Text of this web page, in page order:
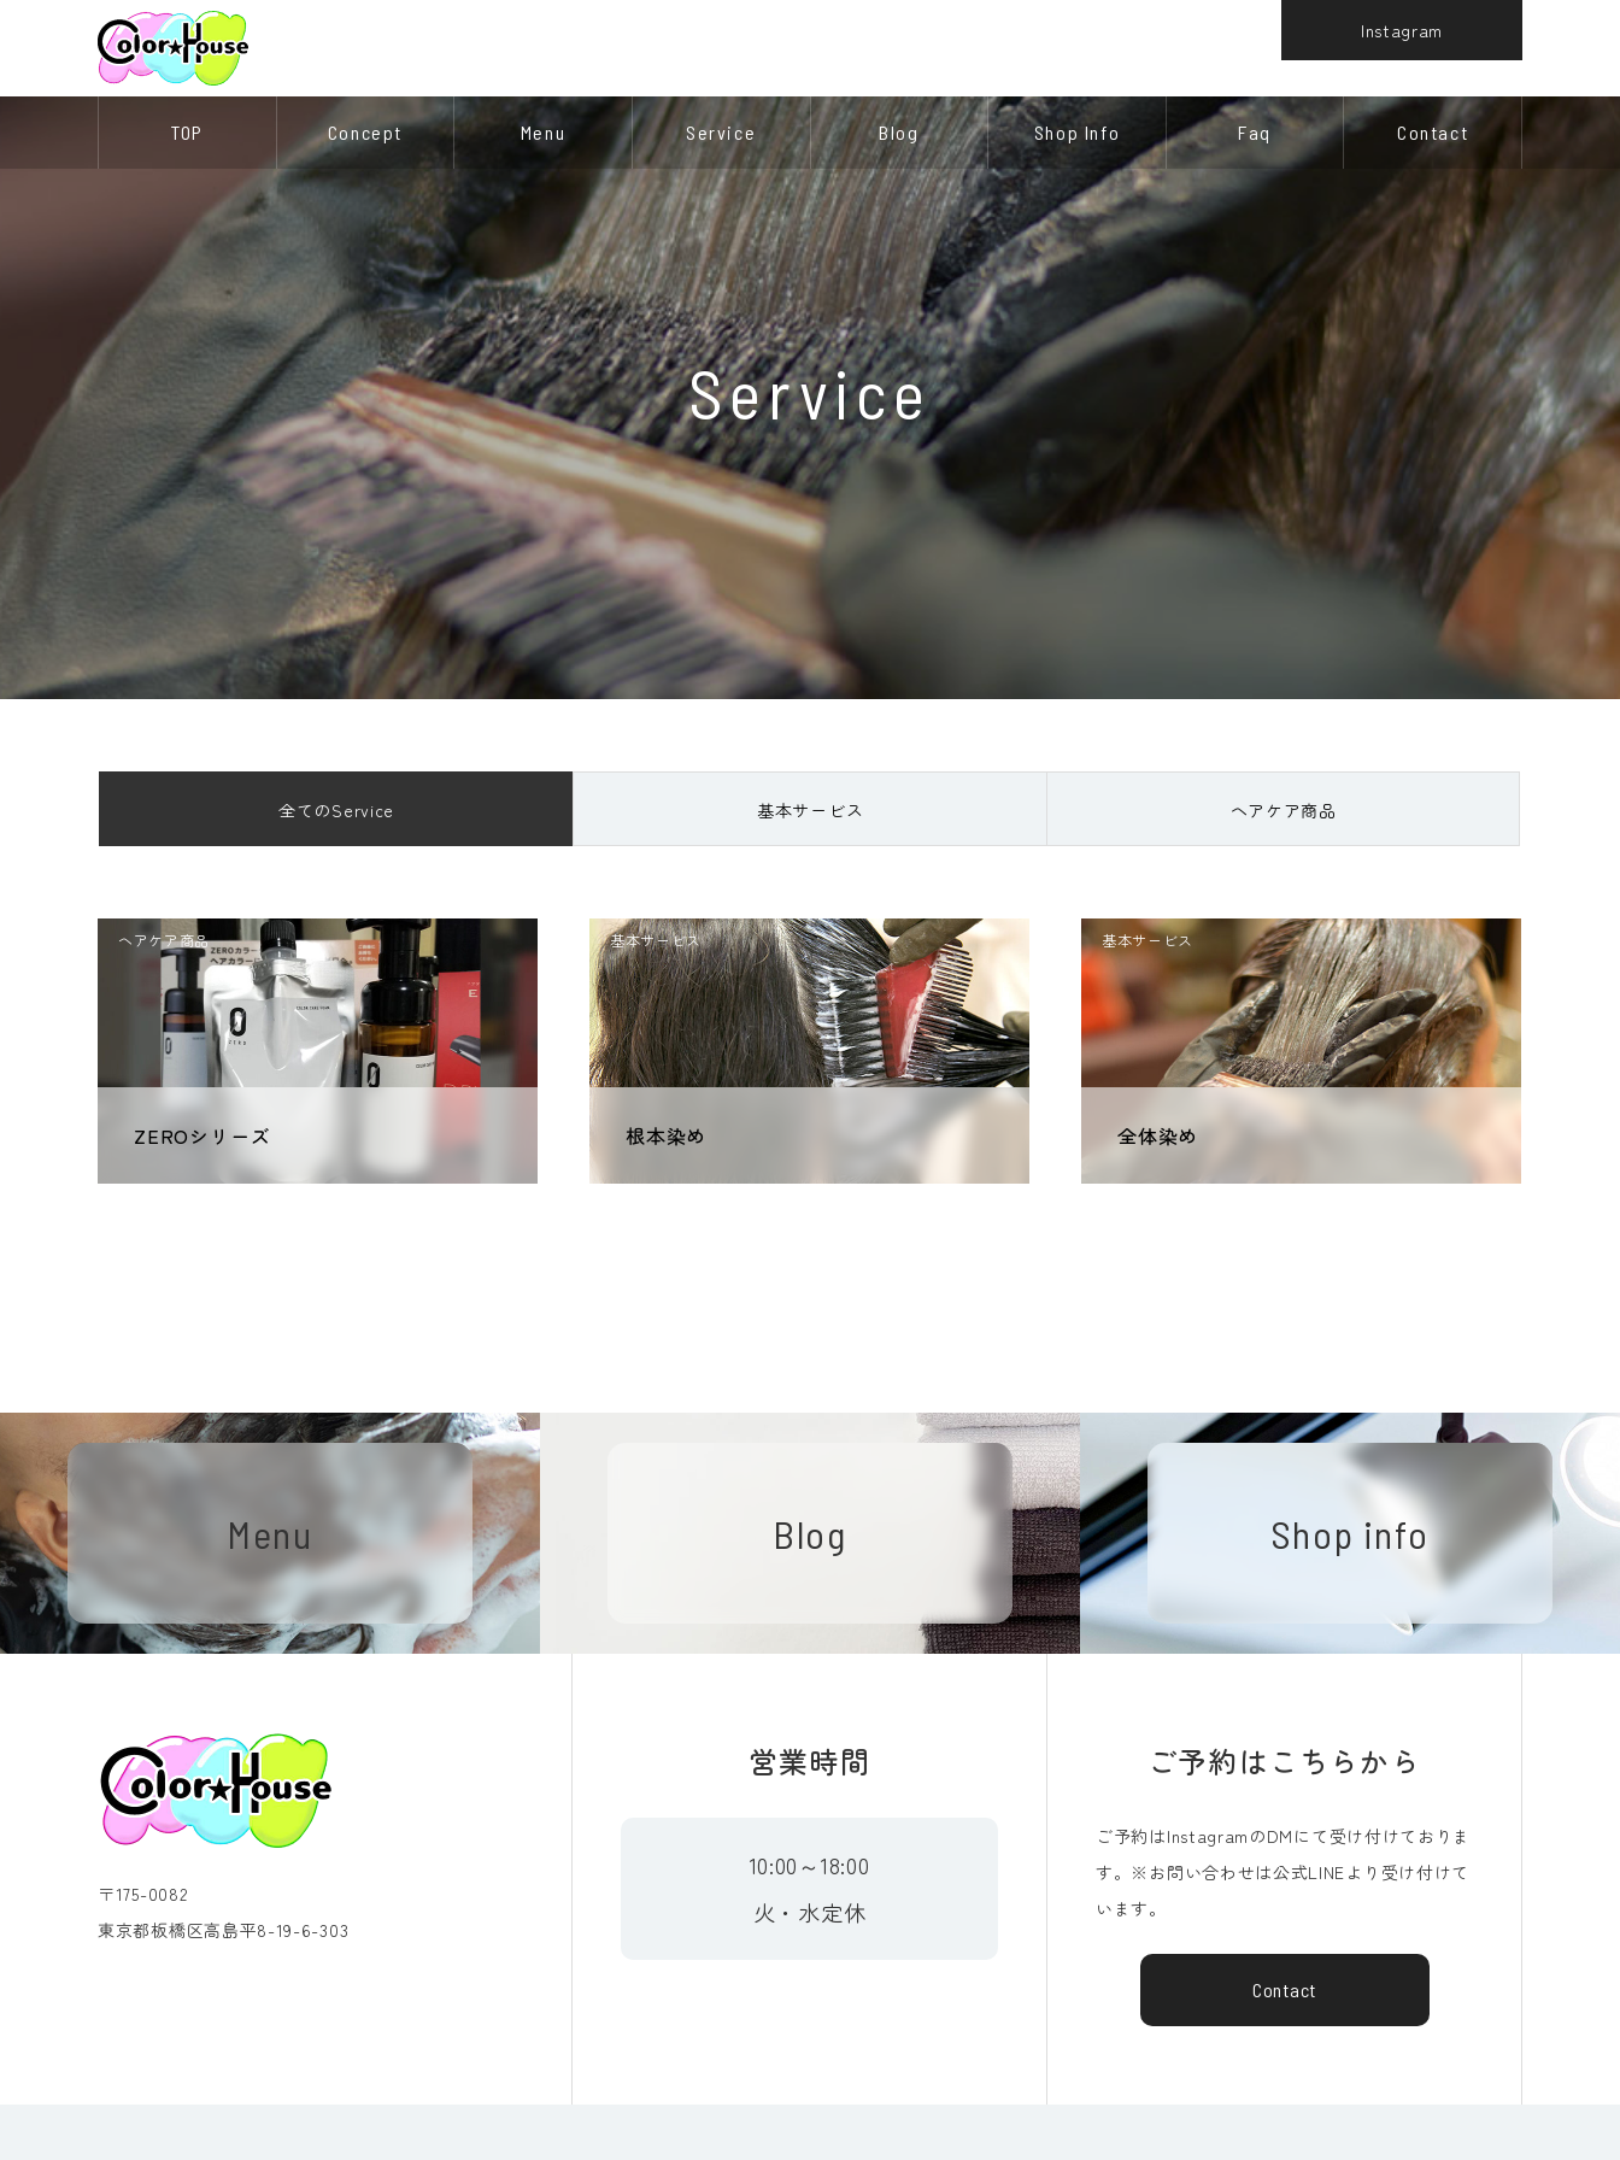
Instagram
TOP Concept Menu Service Blog Shop Info Faq Contact
Service
全てのService 基本サービス ヘアケア商品
ヘアケア商品
ZEROシリーズ
基本サービス
根本染め
基本サービス
全体染め
Menu Blog Shop info
〒175-0082
東京都板橋区高島平8-19-6-303
営業時間
10:00～18:00
火・水定休
ご予約はこちらから
ご予約はInstagramのDMにて受け付けておりま
す。※お問い合わせは公式LINEより受け付けて
います。
Contact